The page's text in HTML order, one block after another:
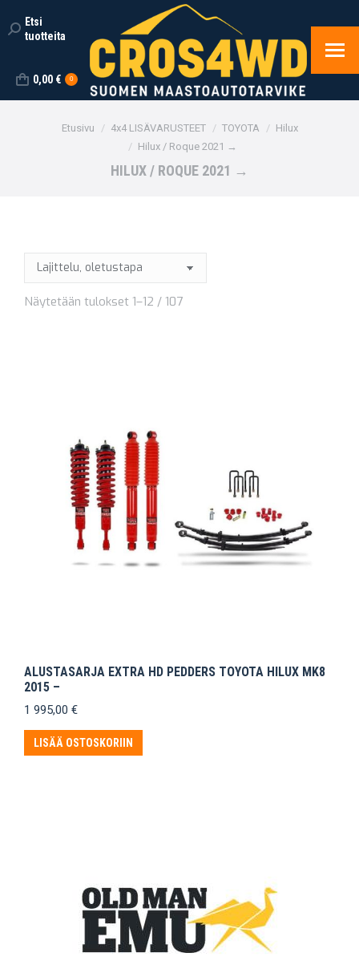
Search:
Etsi
tuotteita
0,00 € 0
You are here:
Etusivu 4x4 LISÄVARUSTEET TOYOTA
Hilux
Hilux / Roque 2021 →
HILUX / ROQUE 2021 →
Näytetään tulokset 1–12 / 107
ALUSTASARJA EXTRA HD PEDDERS TOYOTA HILUX MK8
2015 –
1 995,00 €
LISÄÄ OSTOSKORIIN